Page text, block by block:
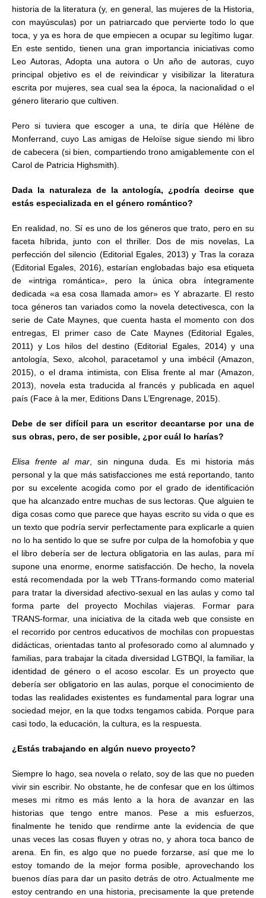
historia de la literatura (y, en general, las mujeres de la Historia,
con mayúsculas) por un patriarcado que pervierte todo lo que
toca, y ya es hora de que empiecen a ocupar su legítimo lugar.
En este sentido, tienen una gran importancia iniciativas como
Leo Autoras, Adopta una autora o Un año de autoras, cuyo
principal objetivo es el de reivindicar y visibilizar la literatura
escrita por mujeres, sea cual sea la época, la nacionalidad o el
género literario que cultiven.
Pero si tuviera que escoger a una, te diría que Hélène de
Monferrand, cuyo Las amigas de Heloïse sigue siendo mi libro
de cabecera (si bien, compartiendo trono amigablemente con el
Carol de Patricia Highsmith).
Dada la naturaleza de la antología, ¿podría decirse que
estás especializada en el género romántico?
En realidad, no. Sí es uno de los géneros que trato, pero en su
faceta híbrida, junto con el thriller. Dos de mis novelas, La
perfección del silencio (Editorial Egales, 2013) y Tras la coraza
(Editorial Egales, 2016), estarían englobadas bajo esa etiqueta
de «intriga romántica», pero la única obra íntegramente
dedicada «a esa cosa llamada amor» es Y abrazarte. El resto
toca géneros tan variados como la novela detectivesca, con la
serie de Cate Maynes, que cuenta hasta el momento con dos
entregas, El primer caso de Cate Maynes (Editorial Egales,
2011) y Los hilos del destino (Editorial Egales, 2014) y una
antología, Sexo, alcohol, paracetamol y una imbécil (Amazon,
2015), o el drama intimista, con Elisa frente al mar (Amazon,
2013), novela esta traducida al francés y publicada en aquel
país (Face à la mer, Editions Dans L’Engrenage, 2015).
Debe de ser difícil para un escritor decantarse por una de
sus obras, pero, de ser posible, ¿por cuál lo harías?
Elisa frente al mar, sin ninguna duda. Es mi historia más
personal y la que más satisfacciones me está reportando, tanto
por su excelente acogida como por el grado de identificación
que ha alcanzado entre muchas de sus lectoras. Que alguien te
diga cosas como que parece que hayas escrito su vida o que es
un texto que podría servir perfectamente para explicarle a quien
no lo ha sentido lo que se sufre por culpa de la homofobia y que
el libro debería ser de lectura obligatoria en las aulas, para mí
supone una enorme, enorme satisfacción. De hecho, la novela
está recomendada por la web TTrans-formando como material
para tratar la diversidad afectivo-sexual en las aulas y como tal
forma parte del proyecto Mochilas viajeras. Formar para
TRANS-formar, una iniciativa de la citada web que consiste en
el recorrido por centros educativos de mochilas con propuestas
didácticas, orientadas tanto al profesorado como al alumnado y
familias, para trabajar la citada diversidad LGTBQI, la familiar, la
identidad de género o el acoso escolar. Es un proyecto que
debería ser obligatorio en las aulas, porque el conocimiento de
todas las realidades existentes es fundamental para lograr una
sociedad mejor, en la que todxs tengamos cabida. Porque para
casi todo, la educación, la cultura, es la respuesta.
¿Estás trabajando en algún nuevo proyecto?
Siempre lo hago, sea novela o relato, soy de las que no pueden
vivir sin escribir. No obstante, he de confesar que en los últimos
meses mi ritmo es más lento a la hora de avanzar en las
historias que tengo entre manos. Pese a mis esfuerzos,
finalmente he tenido que rendirme ante la evidencia de que
unas veces las cosas fluyen y otras no, y ahora toca banco de
arena. En fin, es algo que no puede forzarse, así que me lo
estoy tomando de la mejor forma posible, aprovechando los
buenos días para dar un pasito detrás de otro. Actualmente me
estoy centrando en una historia, precisamente la que pretende